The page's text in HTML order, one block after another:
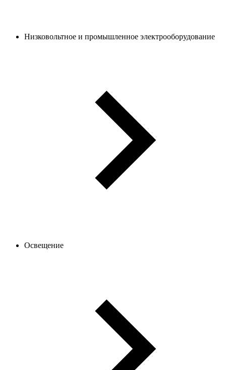
Низковольтное и промышленное электрооборудование
Освещение